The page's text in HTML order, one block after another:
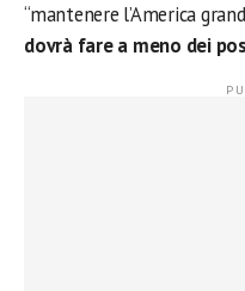
“mantenere l’America
dovrà fare a meno dei